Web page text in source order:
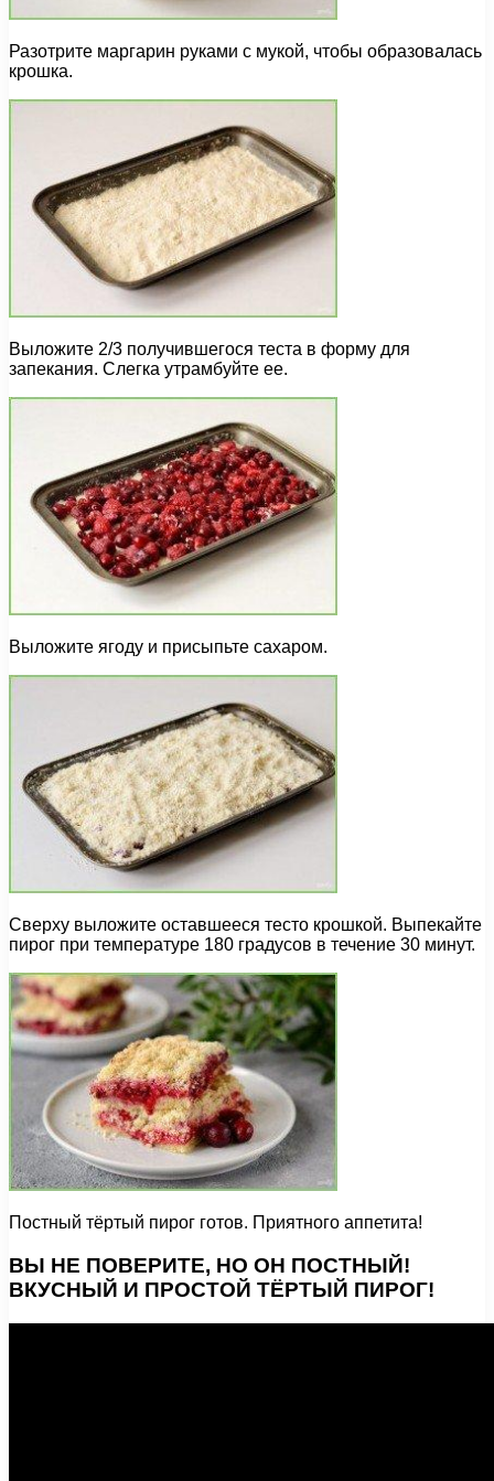
Разотрите маргарин руками с мукой, чтобы образовалась
крошка.
Выложите 2/3 получившегося теста в форму для
запекания. Слегка утрамбуйте ее.
Выложите ягоду и присыпьте сахаром.
Сверху выложите оставшееся тесто крошкой. Выпекайте
пирог при температуре 180 градусов в течение 30 минут.
Постный тёртый пирог готов. Приятного аппетита!
ВЫ НЕ ПОВЕРИТЕ, НО ОН ПОСТНЫЙ!
ВКУСНЫЙ И ПРОСТОЙ ТЁРТЫЙ ПИРОГ!